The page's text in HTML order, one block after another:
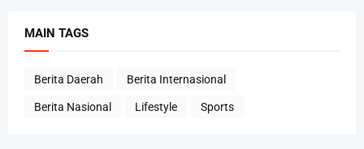
MAIN TAGS
Berita Daerah Berita Internasional
Berita Nasional Lifestyle Sports